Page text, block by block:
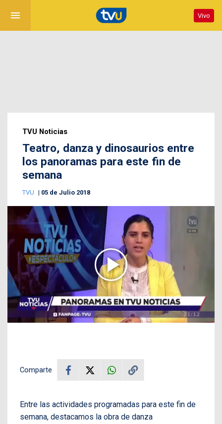
menu Vivo
TVU Noticias
Teatro, danza y dinosaurios entre
los panoramas para este fin de
semana
TVU 05 de Julio 2018
Comparte
Entre las actividades programadas para este fin de
semana, destacamos la obra de danza